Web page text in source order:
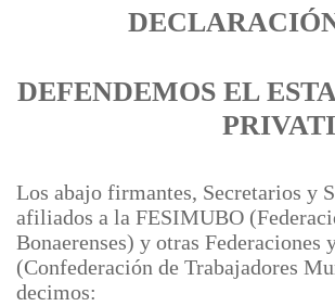
DEFENDEMOS EL
Los abajo firmantes, Secretarios y
afiliados a la FESIMUBO
Bonaerenses) y otras
(Confederación de Trabajadores
decimos: